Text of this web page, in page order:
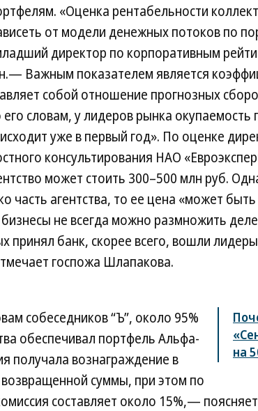
«Оценка рентабельности
от модели денежных потоков по
директор по корпоративным
Важным показателем является
собой отношение прогнозных
его словам, у лидеров рынка
уже в первый год». По оценке
консультирования НАО
может стоить 300–500 млн руб.
часть агентства, то ее цена «может
не всегда можно размножить
принял банк, скорее всего, вошли
госпожа Шлапакова.
на
собеседников “Ъ”, около 95%
обеспечивал портфель Альфа-
получала вознаграждение в
суммы, при этом по
составляет около 15%,—